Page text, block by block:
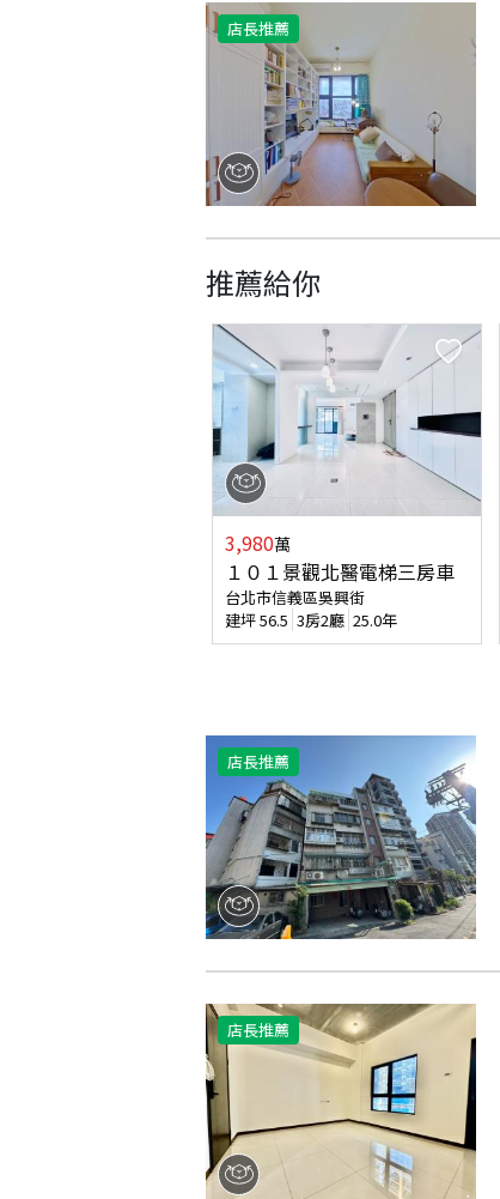
店長推薦
推薦給你
3,980萬
１０１景觀北醫電梯三房車
台北市信義區吳興街
建坪56.5 3房2廳 25.0年
店長推薦
店長推薦